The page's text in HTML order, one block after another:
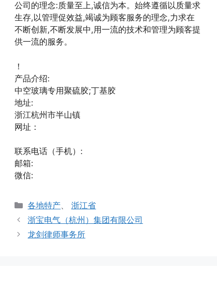
公司的理念:质量至上,诚信为本。始终遵循以质量求
生存,以管理促效益,竭诚为顾客服务的理念,力求在
不断创新,不断发展中,用一流的技术和管理为顾客提
供一流的服务。
！
产品介绍:
中空玻璃专用聚硫胶;丁基胶
地址:
浙江杭州市半山镇
网址：
联系电话（手机）:
邮箱:
微信:
分
类
各地特产、浙江省
浙宝电气（杭州）集团有限公司
龙剑律师事务所